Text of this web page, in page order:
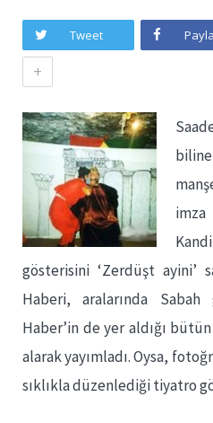
Tweet
+
gösterisini ‘Zerdüşt ayini’
Haberi, aralarında
Haber’in de yer aldığı
alarak yayımladı. Oysa,
sıklıkla düzenlediği tiyatro